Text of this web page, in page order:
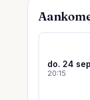
do. 24 sep
20:15